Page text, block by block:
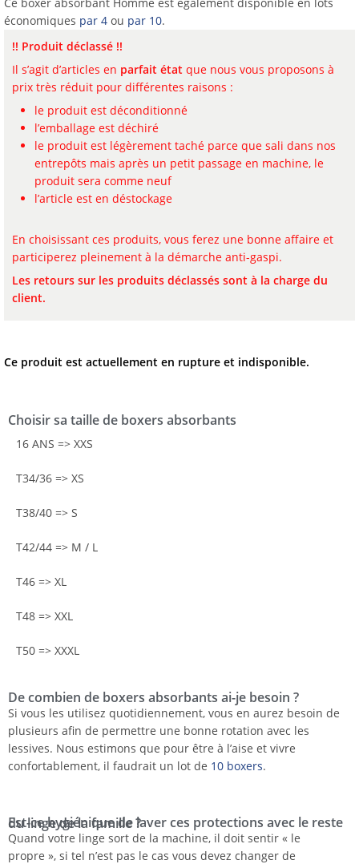
économiques par 4 ou par 10.
!! Produit déclassé !!
Il s’agit d’articles en parfait état que nous vous proposons à
prix très réduit pour différentes raisons :
le produit est déconditionné
l’emballage est déchiré
le produit est légèrement taché parce que sali dans nos
entrepôts mais après un petit passage en machine, le
produit sera comme neuf
l’article est en déstockage
En choisissant ces produits, vous ferez une bonne affaire et
participerez pleinement à la démarche anti-gaspi.
Les retours sur les produits déclassés sont à la charge du
client.
Ce produit est actuellement en rupture et indisponible.
Choisir sa taille de boxers absorbants
16 ANS => XXS
T34/36 => XS
T38/40 => S
T42/44 => M / L
T46 => XL
T48 => XXL
T50 => XXXL
De combien de boxers absorbants ai-je besoin ?
Si vous les utilisez quotidiennement, vous en aurez besoin de
plusieurs afin de permettre une bonne rotation avec les
lessives. Nous estimons que pour être à l’aise et vivre
confortablement, il faudrait un lot de 10 boxers.
Est-ce hygiénique de laver ces protections avec le reste du linge de la famille ?
Quand votre linge sort de la machine, il doit sentir « le
propre », si tel n’est pas le cas vous devez changer de